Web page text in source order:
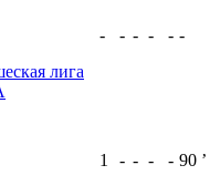
лига
- - - - - -
1 - - - - 90 ʼ